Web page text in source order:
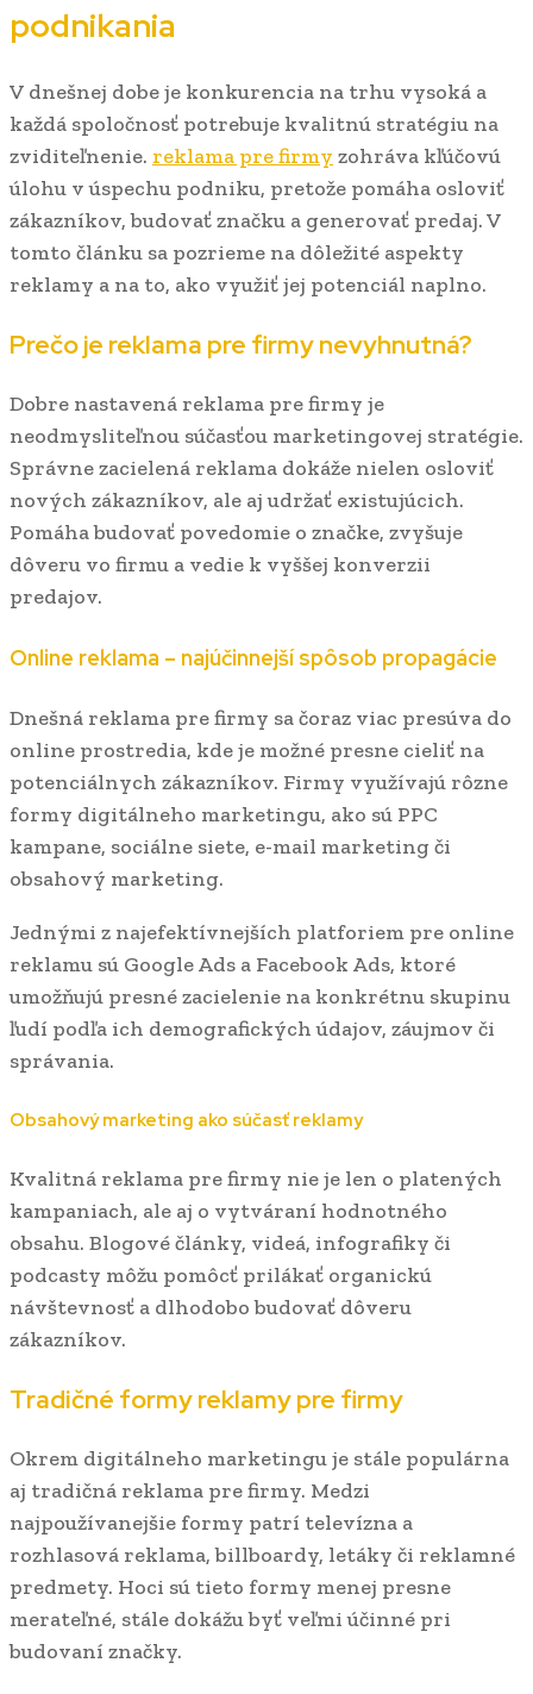
podnikania
V dnešnej dobe je konkurencia na trhu vysoká a
každá spoločnosť potrebuje kvalitnú stratégiu na
zviditeľnenie. reklama pre firmy zohráva kľúčovú
úlohu v úspechu podniku, pretože pomáha osloviť
zákazníkov, budovať značku a generovať predaj. V
tomto článku sa pozrieme na dôležité aspekty
reklamy a na to, ako využiť jej potenciál naplno.
Prečo je reklama pre firmy nevyhnutná?
Dobre nastavená reklama pre firmy je
neodmysliteľnou súčasťou marketingovej stratégie.
Správne zacielená reklama dokáže nielen osloviť
nových zákazníkov, ale aj udržať existujúcich.
Pomáha budovať povedomie o značke, zvyšuje
dôveru vo firmu a vedie k vyššej konverzii
predajov.
Online reklama – najúčinnejší spôsob propagácie
Dnešná reklama pre firmy sa čoraz viac presúva do
online prostredia, kde je možné presne cieliť na
potenciálnych zákazníkov. Firmy využívajú rôzne
formy digitálneho marketingu, ako sú PPC
kampane, sociálne siete, e-mail marketing či
obsahový marketing.
Jednými z najefektívnejších platforiem pre online
reklamu sú Google Ads a Facebook Ads, ktoré
umožňujú presné zacielenie na konkrétnu skupinu
ľudí podľa ich demografických údajov, záujmov či
správania.
Obsahový marketing ako súčasť reklamy
Kvalitná reklama pre firmy nie je len o platených
kampaniach, ale aj o vytváraní hodnotného
obsahu. Blogové články, videá, infografiky či
podcasty môžu pomôcť prilákať organickú
návštevnosť a dlhodobo budovať dôveru
zákazníkov.
Tradičné formy reklamy pre firmy
Okrem digitálneho marketingu je stále populárna
aj tradičná reklama pre firmy. Medzi
najpoužívanejšie formy patrí televízna a
rozhlasová reklama, billboardy, letáky či reklamné
predmety. Hoci sú tieto formy menej presne
merateľné, stále dokážu byť veľmi účinné pri
budovaní značky.